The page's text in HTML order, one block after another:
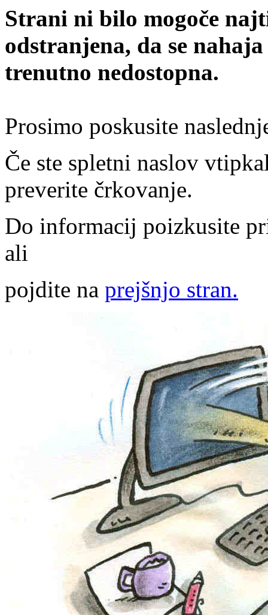
Strani ni bilo mogoče
odstranjena, da se
trenutno nedostopna.
Prosimo poskusite
Če ste spletni naslov
preverite črkovanje.
Do informacij poizkusite
ali
pojdite na prejšnjo stran.